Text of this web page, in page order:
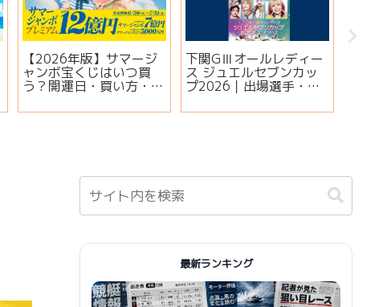
【2026年版】サマージ
ャンボ宝くじはいつ買
う？開運日・買い方・連
説
下関GⅢオールレディー
ス ジュエルセブンカッ
プ2026｜出場選手・注
報まとめ
最新ランキング